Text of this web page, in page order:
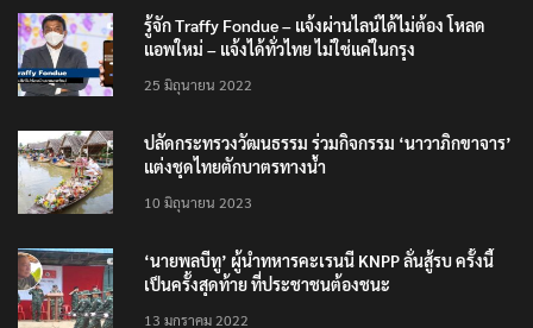
แอพใหม่ – แจ้งได้ทั่วไทย ไม่ใช่แค่ในกรุง
25 มิถุนายน 2022
แต่งชุดไทยตักบาตรทางน้ำ
10 มิถุนายน 2023
เป็นครั้งสุดท้าย ที่ประชาชนต้องชนะ
13 มกราคม 2022